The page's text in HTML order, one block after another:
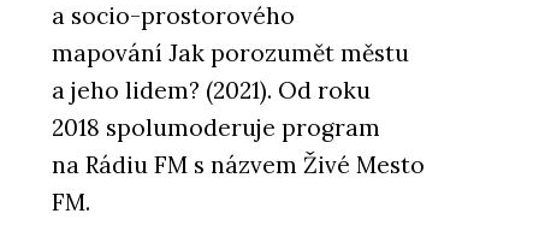
a socio-prostorového
mapování Jak porozumět městu
a jeho lidem? (2021). Od roku
2018 spolumoderuje program
na Rádiu FM s názvem Živé Mesto
FM.